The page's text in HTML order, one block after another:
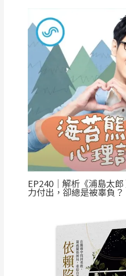
EP240｜解析《浦島太
力付出，卻總是被辜負？